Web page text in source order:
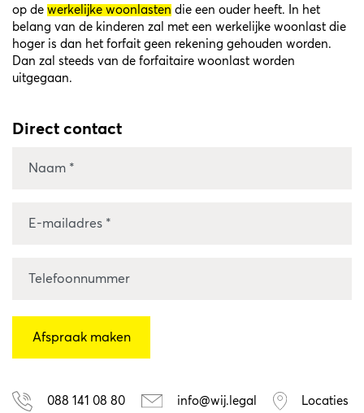
op de werkelijke woonlasten die een ouder heeft. In het
belang van de kinderen zal met een werkelijke woonlast die
hoger is dan het forfait geen rekening gehouden worden.
Dan zal steeds van de forfaitaire woonlast worden
uitgegaan.
Direct contact
088 141 08 80 info@wij.legal Locaties